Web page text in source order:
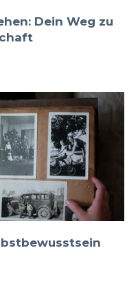
Dein Weg zu